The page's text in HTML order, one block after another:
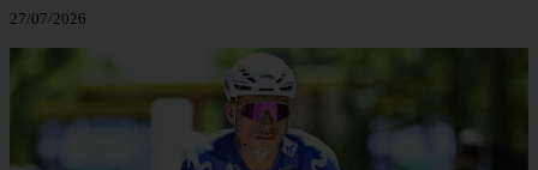
27/07/2026